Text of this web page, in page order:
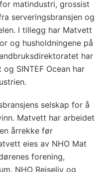
matindustri, grossist
serveringsbransjen og
I tillegg har Matvett
og husholdningene på
har
SINTEF Ocean har
selskap for å
Matvett har arbeidet
årrekke før
eies av NHO Mat
forening,
NHO Reiseliv og